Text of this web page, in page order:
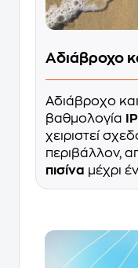
Αδιάβροχο
Αδιάβροχο
βαθμολογία
χειριστεί
περιβάλλον,
πισίνα μέχρι